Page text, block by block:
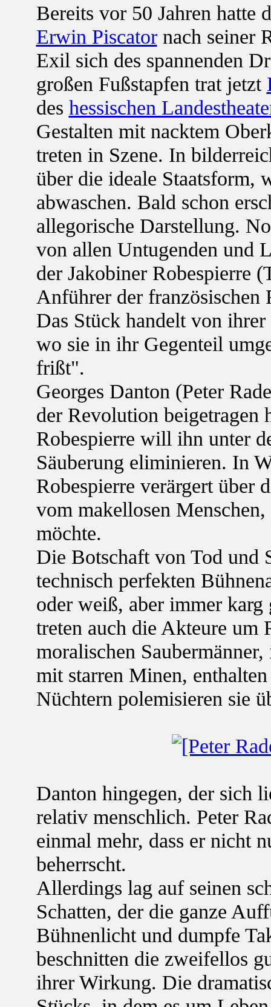
Bereits vor 50 Jahren hatte
Erwin Piscatornach seiner
Exil sich des spannenden
großen Fußstapfen trat jetzt
des hessischen
Gestalten mit nacktem
treten in Szene. In
über die ideale Staatsform,
abwaschen. Bald schon
allegorische Darstellung.
von allen Untugenden und
der Jakobiner Robespierre
Anführer der französischen
Das Stück handelt von
wo sie in ihr Gegenteil
frißt".
Georges Danton (Peter
der Revolution beigetragen
Robespierre will ihn unter
Säuberung eliminieren. In
Robespierre verärgert über
vom makellosen
möchte.
Die Botschaft von Tod und
technisch perfekten
oder weiß, aber immer
treten auch die Akteure um
moralischen
mit starren Minen,
Nüchtern polemisieren sie
Danton hingegen, der sich
relativ menschlich. Peter
einmal mehr, dass er nicht
beherrscht.
Allerdings lag auf seinen
Schatten, der die ganze
Bühnenlicht und dumpfe
beschnitten die zweifellos
ihrer Wirkung. Die